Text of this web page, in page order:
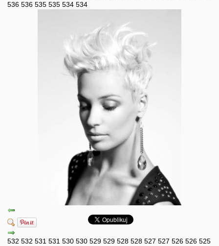
536 536 535 535 534 534
532 532 531 531 530 530 529 529 528 528 527 527 526 526 525